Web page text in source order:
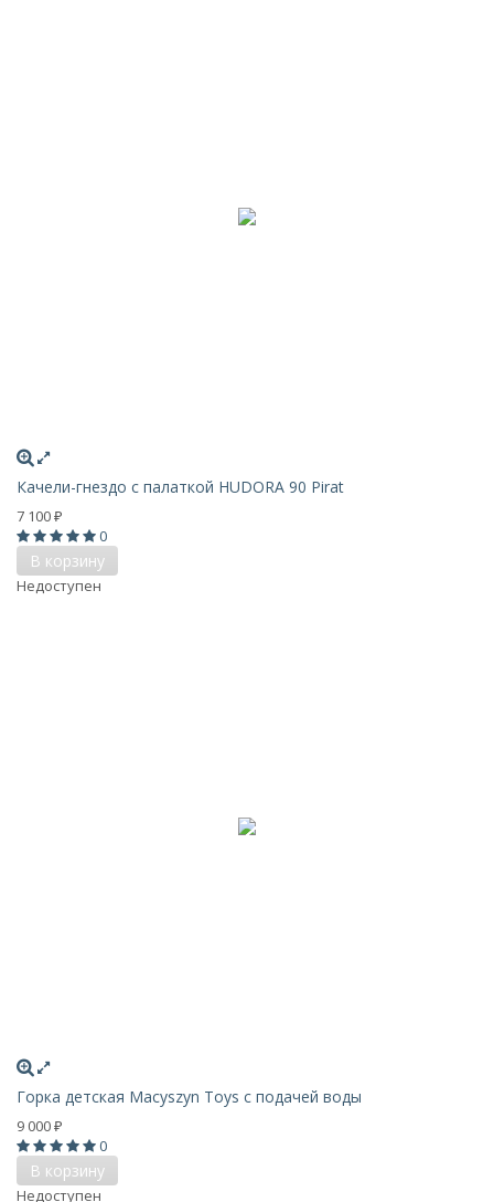
Качели-гнездо с палаткой HUDORA 90 Pirat
7 100 ₽
0
В корзину
Недоступен
Горка детская Macyszyn Toys с подачей воды
9 000 ₽
0
В корзину
Недоступен